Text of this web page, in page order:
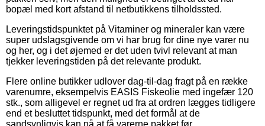
bopæl med kort afstand til netbutikkens tilholdssted.
Leveringstidspunktet på Vitaminer og mineraler kan være
super udslagsgivende om vi har brug for dine nye varer nu
og her, og i det øjemed er det uden tvivl relevant at man
tjekker leveringstiden på det relevante produkt.
Flere online butikker udlover dag-til-dag fragt på en række
varenumre, eksempelvis EASIS Fiskeolie med ingefær 120
stk., som alligevel er regnet ud fra at ordren lægges tidligere
end et besluttet tidspunkt, med det formål at de
sandsynligvis kan nå at få varerne pakket før